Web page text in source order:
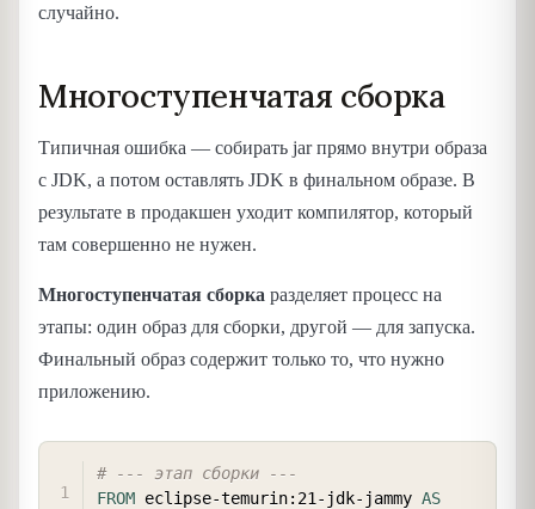
случайно.
Многоступенчатая сборка
Типичная ошибка — собирать jar прямо внутри образа
с JDK, а потом оставлять JDK в финальном образе. В
результате в продакшен уходит компилятор, который
там совершенно не нужен.
Многоступенчатая сборка разделяет процесс на
этапы: один образ для сборки, другой — для запуска.
Финальный образ содержит только то, что нужно
приложению.
# --- этап сборки ---
FROM eclipse-temurin:21-jdk-jammy AS